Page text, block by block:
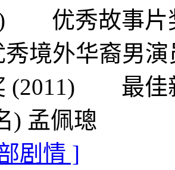
优秀故事
外华裔男演
(2011) 最
) 孟佩璁
剧情 ]